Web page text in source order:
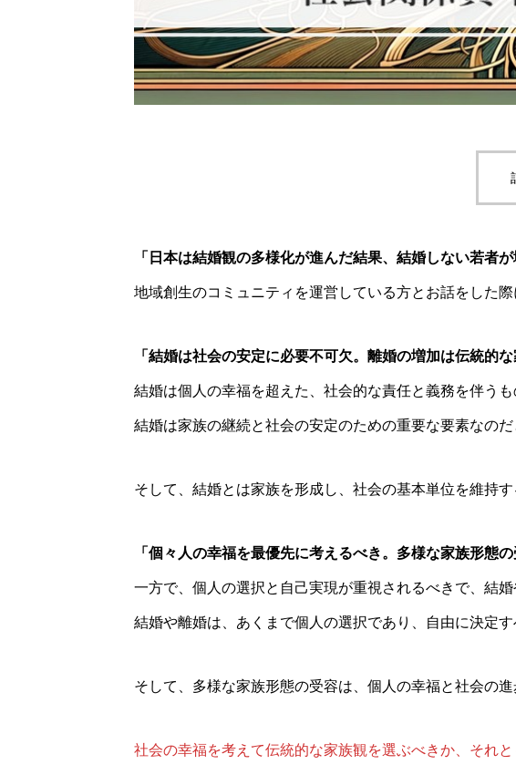
「日本は結婚観の多様化が進んだ結果、結婚しない若者
地域創生のコミュニティを運営している方とお話をした
「結婚は社会の安定に必要不可欠。離婚の増加は伝統的
結婚は個人の幸福を超えた、社会的な責任と義務を伴うも
結婚は家族の継続と社会の安定のための重要な要素なのだ
そして、結婚とは家族を形成し、社会の基本単位を維持す
「個々人の幸福を最優先に考えるべき。多様な家族形態
一方で、個人の選択と自己実現が重視されるべきで、結
結婚や離婚は、あくまで個人の選択であり、自由に決定す
そして、多様な家族形態の受容は、個人の幸福と社会の進
社会の幸福を考えて伝統的な家族観を選ぶべきか、それ